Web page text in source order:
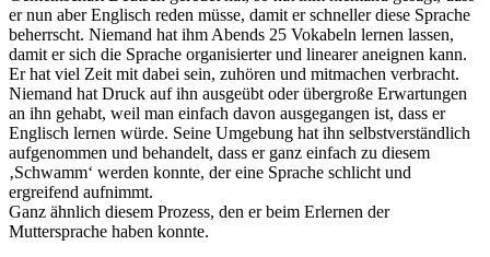
er nun aber Englisch reden müsse, damit er schneller diese Sprache
beherrscht. Niemand hat ihm Abends 25 Vokabeln lernen lassen,
damit er sich die Sprache organisierter und linearer aneignen kann.
Er hat viel Zeit mit dabei sein, zuhören und mitmachen verbracht.
Niemand hat Druck auf ihn ausgeübt oder übergroße Erwartungen
an ihn gehabt, weil man einfach davon ausgegangen ist, dass er
Englisch lernen würde. Seine Umgebung hat ihn selbstverständlich
aufgenommen und behandelt, dass er ganz einfach zu diesem
‚Schwamm‘ werden konnte, der eine Sprache schlicht und
ergreifend aufnimmt.
Ganz ähnlich diesem Prozess, den er beim Erlernen der
Muttersprache haben konnte.